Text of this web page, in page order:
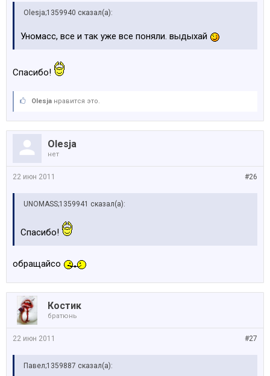
Olesja;1359940 сказал(а):
Уномасс, все и так уже все поняли. выдыхай
Спасибо!
Olesja нравится это.
Olesja
нет
#26
22 июн 2011
UNOMASS;1359941 сказал(а):
Спасибо!
обращайсо
Костик
братюнь
#27
22 июн 2011
Павел;1359887 сказал(а):